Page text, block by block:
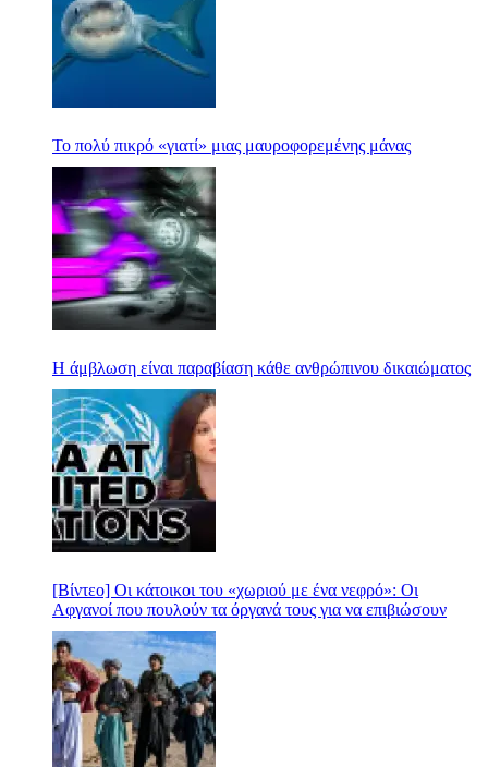
Το πολύ πικρό «γιατί» μιας μαυροφορεμένης μάνας
Η άμβλωση είναι παραβίαση κάθε ανθρώπινου δικαιώματος
[Βίντεο] Οι κάτοικοι του «χωριού με ένα νεφρό»: Οι
Αφγανοί που πουλούν τα όργανά τους για να επιβιώσουν